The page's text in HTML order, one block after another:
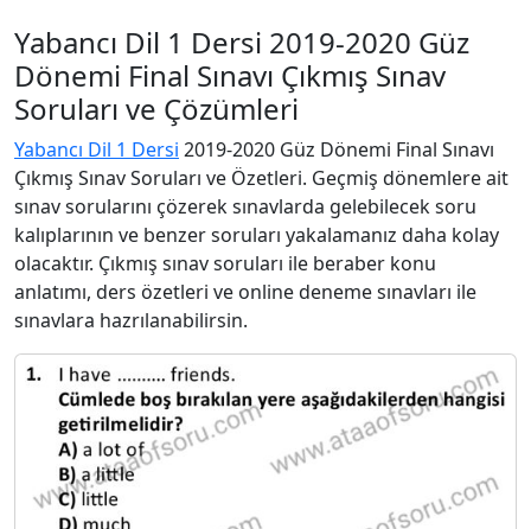
Yabancı Dil 1 Dersi 2019-2020 Güz
Dönemi Final Sınavı Çıkmış Sınav
Soruları ve Çözümleri
Yabancı Dil 1 Dersi 2019-2020 Güz Dönemi Final Sınavı
Çıkmış Sınav Soruları ve Özetleri. Geçmiş dönemlere ait
sınav sorularını çözerek sınavlarda gelebilecek soru
kalıplarının ve benzer soruları yakalamanız daha kolay
olacaktır. Çıkmış sınav soruları ile beraber konu
anlatımı, ders özetleri ve online deneme sınavları ile
sınavlara hazrılanabilirsin.